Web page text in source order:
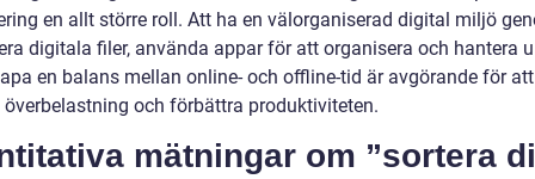
en allt större roll. Att ha en välorganiserad digital miljö
digitala filer, använda appar för att organisera och hantera
en balans mellan online- och offline-tid är avgörande för att
och förbättra produktiviteten.
mätningar om ”sortera